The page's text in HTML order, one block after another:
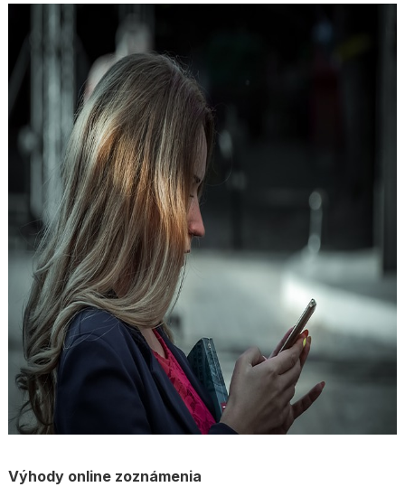
Výhody online zoznámenia